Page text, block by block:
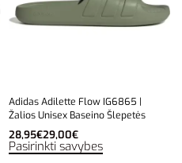
Adidas Adilette Flow IG6865 |
Žalios Unisex Baseino Šlepetės
28,95€29,00€
Pasirinkti savybes